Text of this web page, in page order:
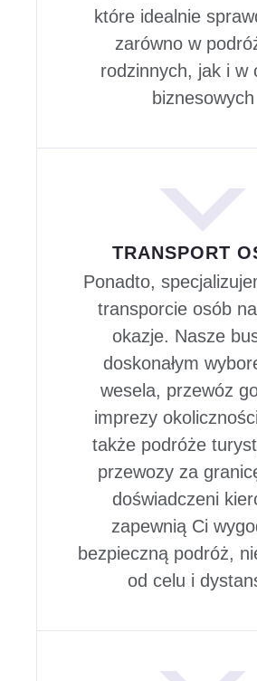
które idealnie
zarówno w
rodzinnych, jak i w
biznesowych
TRANSPORT
Ponadto,
transporcie osób
okazje. Nasze
doskonałym
wesela, przewóz
imprezy
także podróże
przewozy za
doświadczeni
zapewnią Ci
bezpieczną podróż,
od celu i